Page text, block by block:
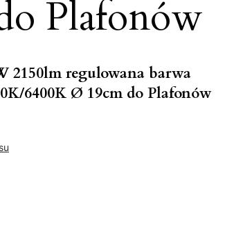
Plafonów
2150lm regulowana barwa
6400K Ø 19cm do Plafonów